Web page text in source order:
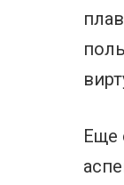
Еще